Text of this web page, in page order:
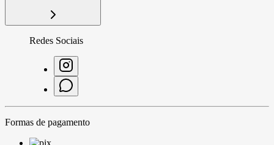
Redes Sociais
Formas de pagamento